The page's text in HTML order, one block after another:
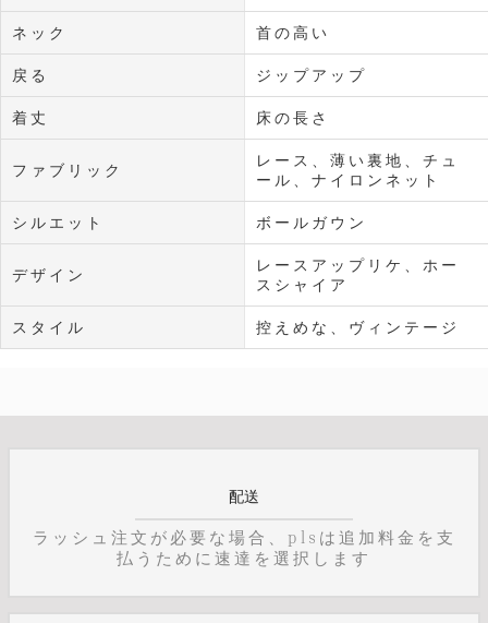
ネック 首の高い
戻る ジップアップ
着丈 床の長さ
ファブリック
レース、薄い裏地、チュ
ール、ナイロンネット
シルエット ボールガウン
デザイン
レースアップリケ、ホー
スシャイア
スタイル 控えめな、ヴィンテージ
配送
ラッシュ注文が必要な場合、plsは追加料金を支
払うために速達を選択します